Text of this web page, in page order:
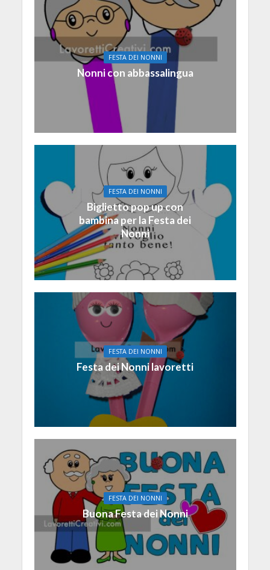
FESTA DEI NONNI
Nonni con abbassalingua
FESTA DEI NONNI
Biglietto pop up con
bambina per la Festa dei
Nonni
FESTA DEI NONNI
Festa dei Nonni lavoretti
FESTA DEI NONNI
Buona Festa dei Nonni